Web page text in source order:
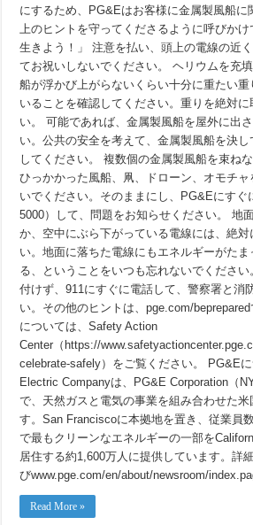
にするため、PG&Eはお客様に金属製風船に
上のヒントを守ってくださるように呼びか
生きよう！」 注意を払い、頭上の電線の近
てお祝いしないでください。 ヘリウムを充
船が浮かび上がらないくらい十分に重たい
いることを確認してください。重りを絶対に
い。 可能であれば、金属製風船を屋外に出
い。公共の安全を考えて、金属製風船を決
してください。 複数個の金属製風船を束ね
ひっかかった風船、凧、ドローン、オモチ
いでください。そのままにし、PG&Eにすぐ
5000）して、問題をお知らせください。 地
か、空中にぶら下がっている電線には、絶対
い。地面に落ちた電線にもエネルギーがた
る、ということをいつも忘れないでくださ
付けず、911にすぐに電話して、警察署と消
い。その他のヒントは、pge.com/
については、Safety Action
Center（https://
celebrate-safely）をご覧ください。 PG&E
Electric Companyは、PG&E Corporation（
で、天然ガスと電気の事業を組み合わせた
す。San Franciscoに本拠地を置き、従業員
で最もクリーンなエネルギーの一部を
居住する約1,600万人に提供しています。詳
びwww.pge.com/en/about/newsroom/
Read More »